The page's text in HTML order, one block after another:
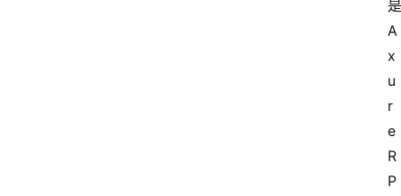
是
A
x
u
r
e
R
P